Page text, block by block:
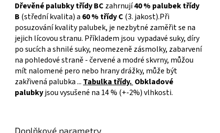
Dřevěné palubky třídy BC zahrnují40 % palubek třídy
B (střední kvalita) a 60 % třídy C (3. jakost).Při
posuzování kvality palubek, je nezbytné zaměřit se na
jejich lícovou stranu. Příkladem jsou vypadavé suky, díry
po sucích a shnilé suky, neomezeně zásmolky, zabarvení
na pohledové straně - červené a modré skvrny, můžou
mít nalomené pero nebo hrany drážky, může být
zakřivená palubka ... Tabulka třídy. Obkladové
palubkyjsou vysušené na 14 % (+-2%) vlhkosti.
Doplňkové parametry